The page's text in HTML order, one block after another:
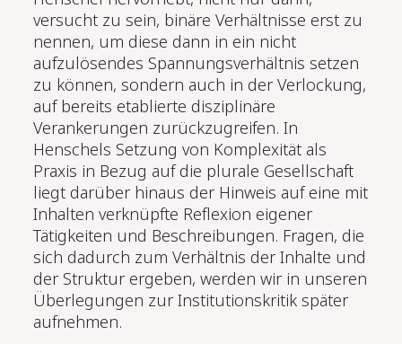
versucht zu sein, binäre Verhältnisse erst zu
nennen, um diese dann in ein nicht
aufzulösendes Spannungsverhältnis setzen
zu können, sondern auch in der Verlockung,
auf bereits etablierte disziplinäre
Verankerungen zurückzugreifen. In
Henschels Setzung von Komplexität als
Praxis in Bezug auf die plurale Gesellschaft
liegt darüber hinaus der Hinweis auf eine mit
Inhalten verknüpfte Reflexion eigener
Tätigkeiten und Beschreibungen. Fragen, die
sich dadurch zum Verhältnis der Inhalte und
der Struktur ergeben, werden wir in unseren
Überlegungen zur Institutionskritik später
aufnehmen.